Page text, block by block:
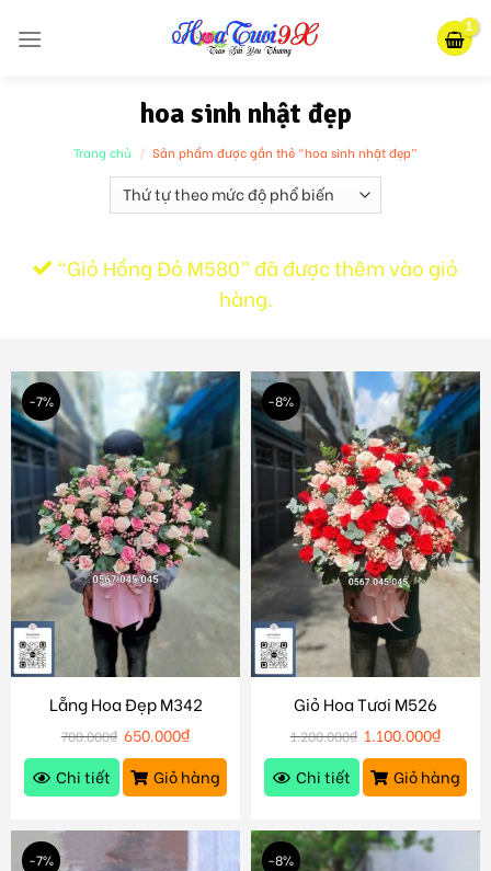
hoa sinh nhật đẹp
Trang chủ / Sản phẩm được gắn thẻ “hoa sinh nhật đẹp”
“Giỏ Hồng Đỏ M580” đã được thêm vào giỏ
hàng.
-7%
Lẵng Hoa Đẹp M342
700.000₫ 650.000₫
Chi tiết
Giỏ hàng
-8%
Giỏ Hoa Tươi M526
1.200.000₫ 1.100.000₫
Chi tiết
Giỏ hàng
-7% -8%